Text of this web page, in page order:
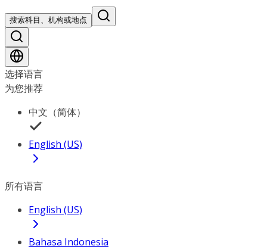
搜索科目、机构或地点
选择语言
为您推荐
中文（简体）
English (US)
所有语言
English (US)
Bahasa Indonesia